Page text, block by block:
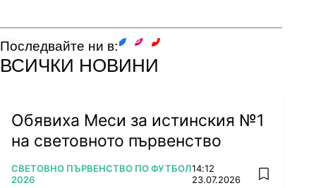
Последвайте ни в:
ВСИЧКИ НОВИНИ
Обявиха Меси за истинския №1
на световното първенство
ПОВЕЧЕ ОТ
СВЕТОВНО ПЪРВЕНСТВО ПО ФУТБОЛ
2026
14:12
23.07.2026
add